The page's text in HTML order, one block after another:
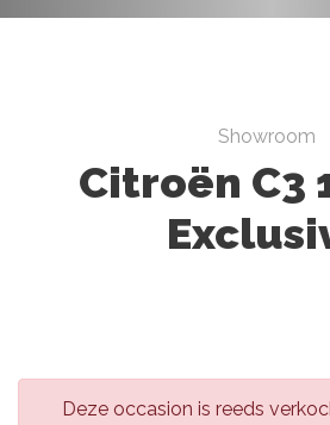
Showroom
Citroën C3
Deze occasion is reeds